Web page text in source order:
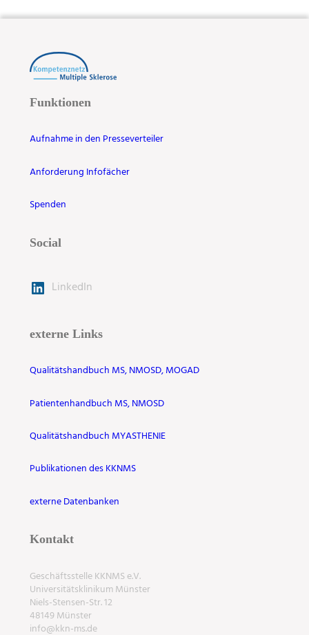
Funktionen
Aufnahme in den Presseverteiler
Anforderung Infofächer
Spenden
Social
LinkedIn
externe Links
Qualitätshandbuch MS, NMOSD, MOGAD
Patientenhandbuch MS, NMOSD
Qualitätshandbuch MYASTHENIE
Publikationen des KKNMS
externe Datenbanken
Kontakt
Geschäftsstelle KKNMS e.V.
Universitätsklinikum Münster
Niels-Stensen-Str. 12
48149 Münster
info@kkn-ms.de